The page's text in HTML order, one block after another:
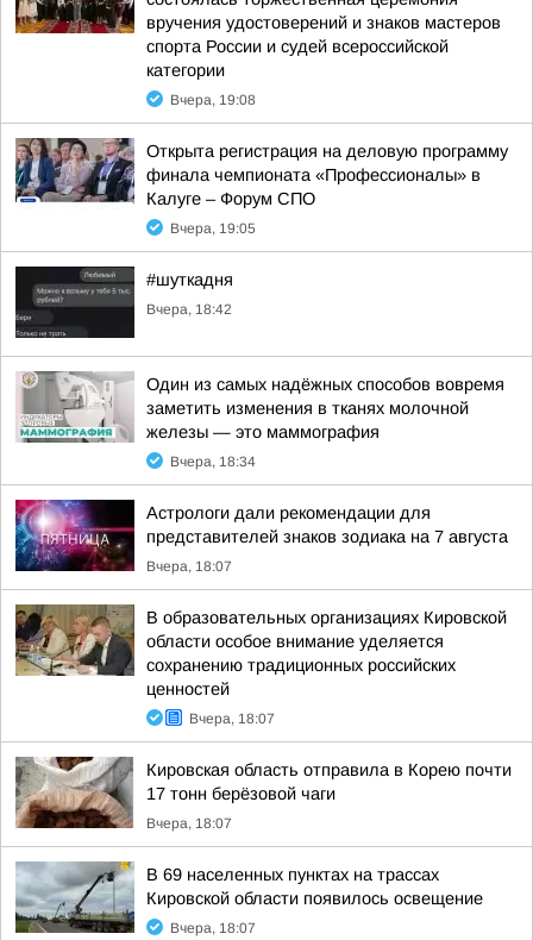
вручения удостоверений и знаков мастеров
спорта России и судей всероссийской
категории
Вчера, 19:08
Открыта регистрация на деловую программу
финала чемпионата «Профессионалы» в
Калуге – Форум СПО
Вчера, 19:05
#шуткадня
Вчера, 18:42
Один из самых надёжных способов вовремя
заметить изменения в тканях молочной
железы — это маммография
Вчера, 18:34
Астрологи дали рекомендации для
представителей знаков зодиака на 7 августа
Вчера, 18:07
В образовательных организациях Кировской
области особое внимание уделяется
сохранению традиционных российских
ценностей
Вчера, 18:07
Кировская область отправила в Корею почти
17 тонн берёзовой чаги
Вчера, 18:07
В 69 населенных пунктах на трассах
Кировской области появилось освещение
Вчера, 18:07